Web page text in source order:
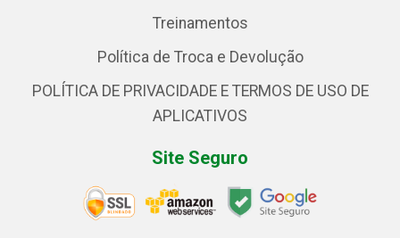
Treinamentos
Política de Troca e Devolução
POLÍTICA DE PRIVACIDADE E TERMOS DE USO DE
APLICATIVOS
Site Seguro